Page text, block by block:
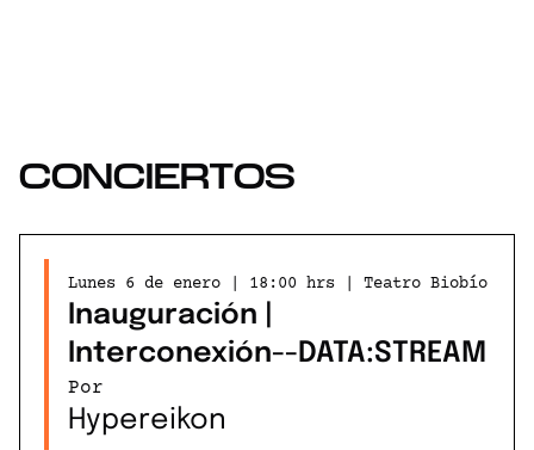
CONCIERTOS
Lunes 6 de enero | 18:00 hrs | Teatro Biobío
Inauguración |
Interconexión--DATA:STREAM
Por
Hypereikon